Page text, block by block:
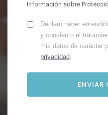
Información sobre
Declaro haber
y consiento el
mis datos de carácter
privacidad.